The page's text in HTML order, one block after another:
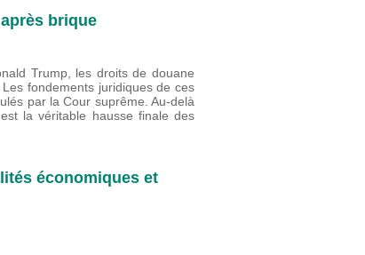
brique
Trump, les droits de douane
fondements juridiques de ces
par la Cour suprême. Au-delà
la véritable hausse finale des
économiques et